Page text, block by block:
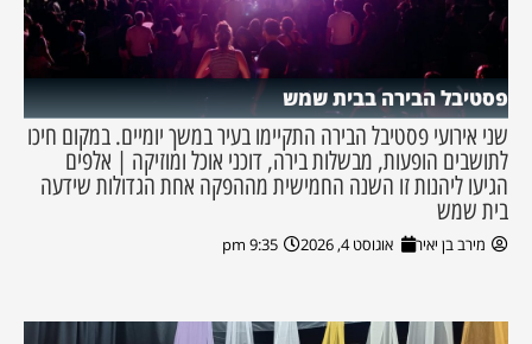
פסטיבל הבירה בבית שמש
שני אירועי פסטיבל הבירה התקיימו בעיר במשך יומיים. במקום חיכו
לתושבים הופעות, מבשלות בירה, דוכני אוכל ומוזיקה | אלפים
הגיעו ליהנות זו השנה החמישית מההפקה אחת הגדולות שידעה
בית שמש
מירב בן יאיר אוגוסט 4, 2026 9:35 pm